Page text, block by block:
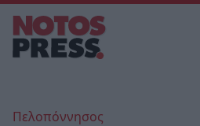
Πελοπόννησος